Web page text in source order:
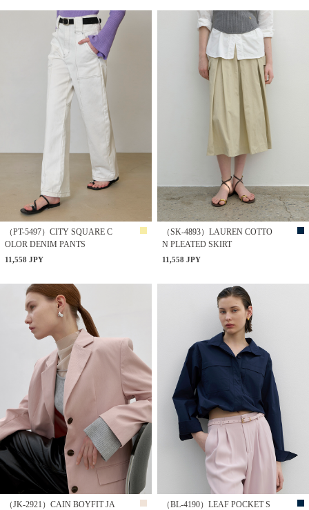
（PT-5497）CITY SQUARE C
OLOR DENIM PANTS
11,558 JPY
（SK-4893）LAUREN COTTO
N PLEATED SKIRT
11,558 JPY
（JK-2921）CAIN BOYFIT JA
（BL-4190）LEAF POCKET S